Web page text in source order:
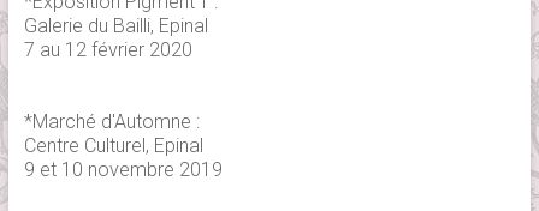
Galerie du Bailli, Epinal
7 au 12 février 2020
*Marché d'Automne :
Centre Culturel, Epinal
9 et 10 novembre 2019